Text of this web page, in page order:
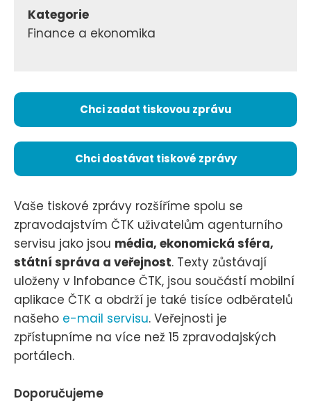
Kategorie
Finance a ekonomika
Chci zadat tiskovou zprávu
Chci dostávat tiskové zprávy
Vaše tiskové zprávy rozšíříme spolu se
zpravodajstvím ČTK uživatelům agenturního
servisu jako jsou média, ekonomická sféra,
státní správa a veřejnost. Texty zůstávají
uloženy v Infobance ČTK, jsou součástí mobilní
aplikace ČTK a obdrží je také tisíce odběratelů
našeho e-mail servisu. Veřejnosti je
zpřístupníme na více než 15 zpravodajských
portálech.
Doporučujeme